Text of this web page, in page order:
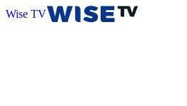
Wise TV